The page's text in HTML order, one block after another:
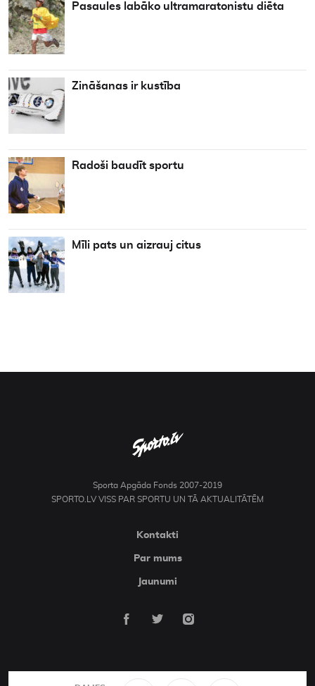
Pasaules labāko ultramaratonistu diēta
Zināšanas ir kustība
Radoši baudīt sportu
Mīli pats un aizrauj citus
Sporta Apgāda Fonds 2007-2019
SPORTO.LV VISS PAR SPORTU UN TĀ AKTUALITĀTĒM
Kontakti
Par mums
Jaunumi